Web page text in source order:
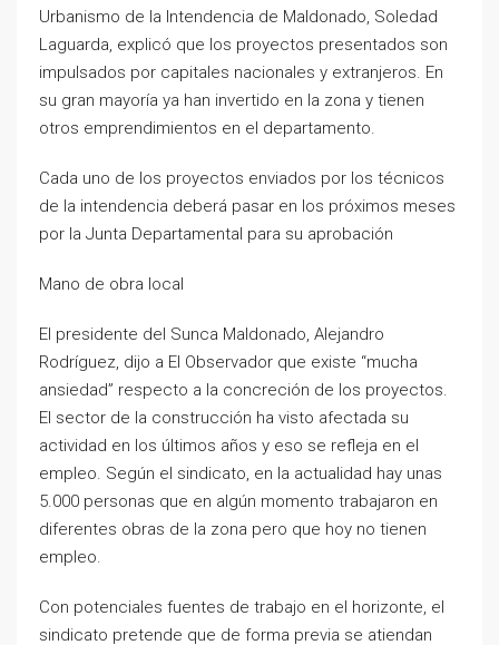
Urbanismo de la Intendencia de Maldonado, Soledad
Laguarda, explicó que los proyectos presentados son
impulsados por capitales nacionales y extranjeros. En
su gran mayoría ya han invertido en la zona y tienen
otros emprendimientos en el departamento.
Cada uno de los proyectos enviados por los técnicos
de la intendencia deberá pasar en los próximos meses
por la Junta Departamental para su aprobación
Mano de obra local
El presidente del Sunca Maldonado, Alejandro
Rodríguez, dijo a El Observador que existe “mucha
ansiedad” respecto a la concreción de los proyectos.
El sector de la construcción ha visto afectada su
actividad en los últimos años y eso se refleja en el
empleo. Según el sindicato, en la actualidad hay unas
5.000 personas que en algún momento trabajaron en
diferentes obras de la zona pero que hoy no tienen
empleo.
Con potenciales fuentes de trabajo en el horizonte, el
sindicato pretende que de forma previa se atiendan